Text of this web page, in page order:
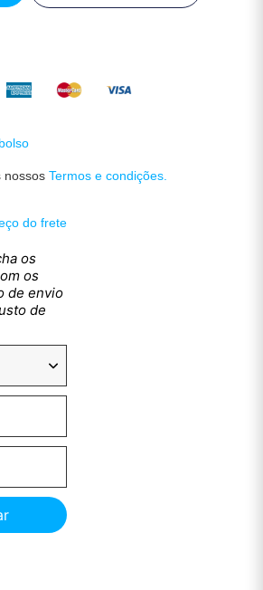
do frete
os
os
de envio
de
nossos Termos e condições.